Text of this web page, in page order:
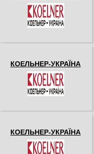
КОЕЛЬНЕР-УКРАЇНА
КОЕЛЬНЕР-УКРАЇНА